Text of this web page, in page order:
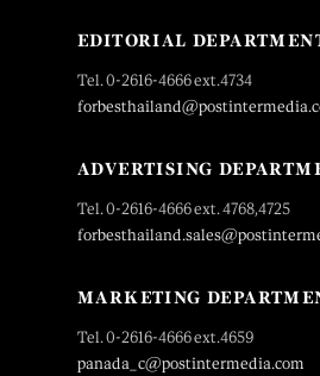
EDITORIAL
Tel. 0-2616-4666 ext.4734
ADVERTISING
Tel. 0-2616-4666 ext. 4768,4725
MARKETING
Tel. 0-2616-4666 ext.4659
panada_c@postintermedia.com